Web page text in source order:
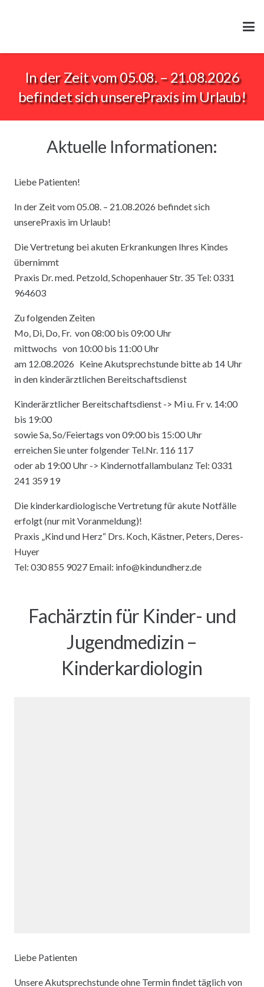
In der Zeit vom 05.08. – 21.08.2026
befindet sich unserePraxis im Urlaub!
Aktuelle Informationen:
Liebe Patienten!
In der Zeit vom 05.08. – 21.08.2026 befindet sich
unserePraxis im Urlaub!
Die Vertretung bei akuten Erkrankungen Ihres Kindes
übernimmt
Praxis Dr. med. Petzold, Schopenhauer Str. 35 Tel: 0331
964603
Zu folgenden Zeiten
Mo, Di, Do, Fr. von 08:00 bis 09:00 Uhr
mittwochs von 10:00 bis 11:00 Uhr
am 12.08.2026 Keine Akutsprechstunde bitte ab 14 Uhr
in den kinderärztlichen Bereitschaftsdienst
Kinderärztlicher Bereitschaftsdienst -> Mi u. Fr v. 14:00
bis 19:00
sowie Sa, So/Feiertags von 09:00 bis 15:00 Uhr
erreichen Sie unter folgender Tel.Nr. 116 117
oder ab 19:00 Uhr -> Kindernotfallambulanz Tel: 0331
241 359 19
Die kinderkardiologische Vertretung für akute Notfälle
erfolgt (nur mit Voranmeldung)!
Praxis „Kind und Herz“ Drs. Koch, Kästner, Peters, Deres-
Huyer
Tel: 030 855 9027 Email: info@kindundherz.de
Fachärztin für Kinder- und
Jugendmedizin –
Kinderkardiologin
Liebe Patienten
Unsere Akutsprechstunde ohne Termin findet täglich von